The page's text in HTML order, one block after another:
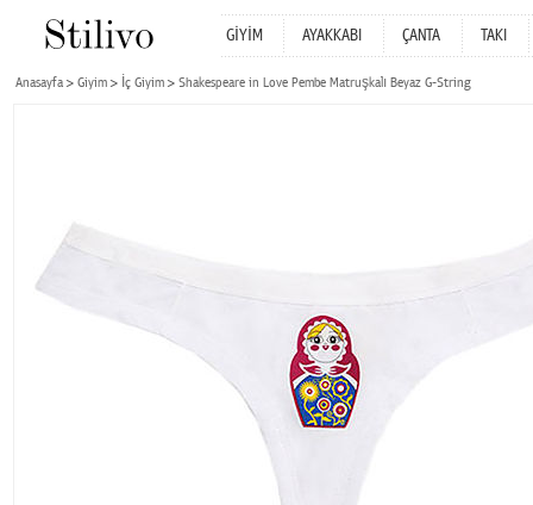
GİYİM AYAKKABI ÇANTA TAKI
Anasayfa Giyim İç Giyim Shakespeare in Love Pembe Matruşkalı Beyaz G-String